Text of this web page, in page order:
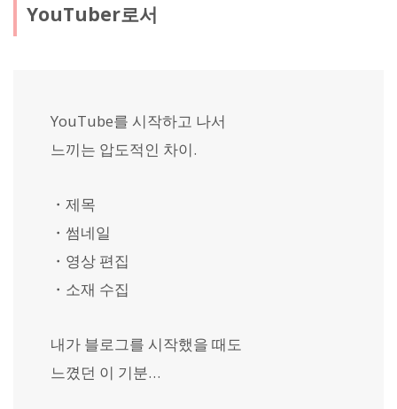
YouTuber로서
YouTube를 시작하고 나서
느끼는 압도적인 차이.
・제목
・썸네일
・영상 편집
・소재 수집
내가 블로그를 시작했을 때도
느꼈던 이 기분…